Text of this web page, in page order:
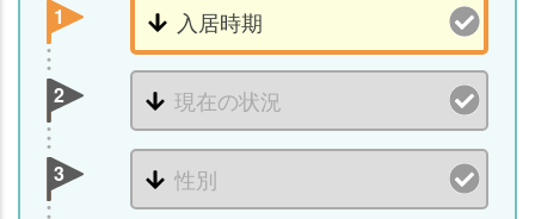
1
2
3